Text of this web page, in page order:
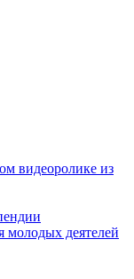
видеоролике из
молодых деятелей